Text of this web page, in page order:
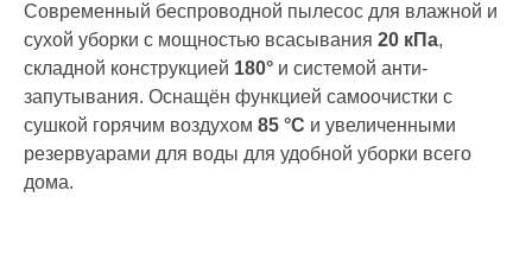
Современный беспроводной пылесос для влажной и
сухой уборки с мощностью всасывания 20 кПа,
складной конструкцией 180° и системой анти-
запутывания. Оснащён функцией самоочистки с
сушкой горячим воздухом 85 °C и увеличенными
резервуарами для воды для удобной уборки всего
дома.